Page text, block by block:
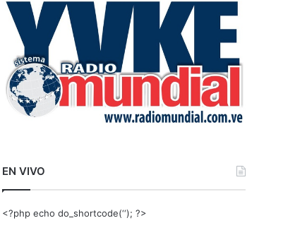
r
EN VIVO
<?php echo do_shortcode(‘‘); ?>